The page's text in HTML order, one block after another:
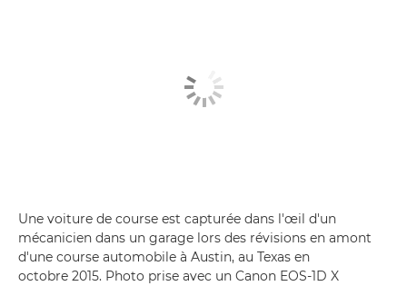
Une voiture de course est capturée dans l'œil d'un
mécanicien dans un garage lors des révisions en amont
d'une course automobile à Austin, au Texas en
octobre 2015. Photo prise avec un Canon EOS-1D X